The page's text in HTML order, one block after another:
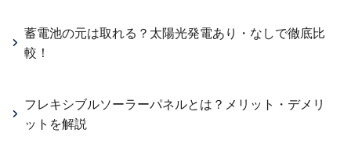
蓄電池の元は取れる？太陽光発電あり・なしで徹底比
較！
フレキシブルソーラーパネルとは？メリット・デメリ
ットを解説